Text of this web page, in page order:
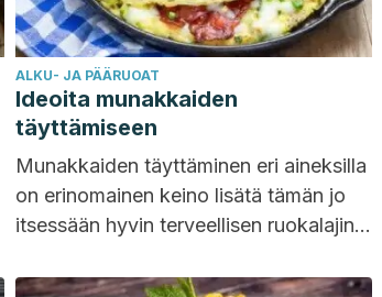
ALKU- JA PÄÄRUOAT
Ideoita munakkaiden
täyttämiseen
Munakkaiden täyttäminen eri aineksilla
on erinomainen keino lisätä tämän jo
itsessään hyvin terveellisen ruokalajin
päivällinen, sillä se...